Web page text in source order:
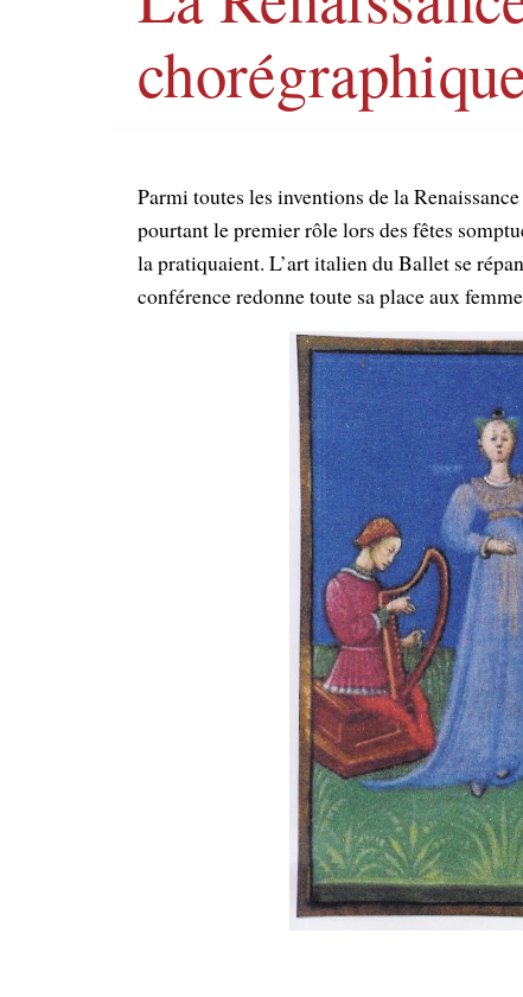
Parmi toutes les inventions de la
pourtant le premier rôle lors des fêtes
la pratiquaient. L’art italien du Ballet se
conférence redonne toute sa place aux